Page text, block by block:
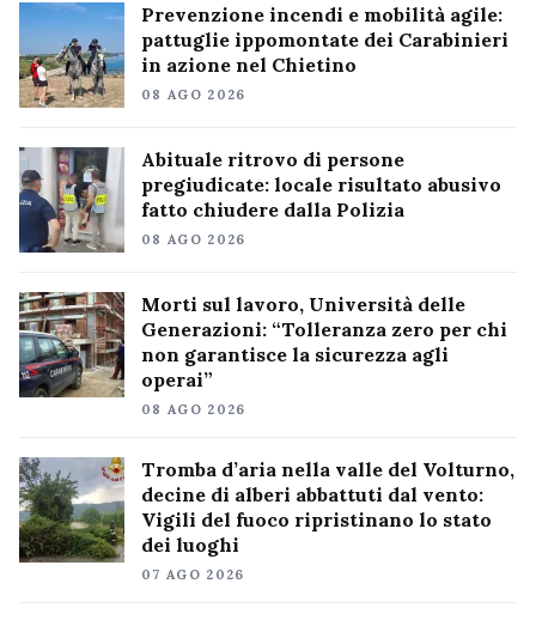
Prevenzione incendi e mobilità agile:
pattuglie ippomontate dei Carabinieri
in azione nel Chietino
08 AGO 2026
Abituale ritrovo di persone
pregiudicate: locale risultato abusivo
fatto chiudere dalla Polizia
08 AGO 2026
Morti sul lavoro, Università delle
Generazioni: “Tolleranza zero per chi
non garantisce la sicurezza agli
operai”
08 AGO 2026
Tromba d’aria nella valle del Volturno,
decine di alberi abbattuti dal vento:
Vigili del fuoco ripristinano lo stato
dei luoghi
07 AGO 2026